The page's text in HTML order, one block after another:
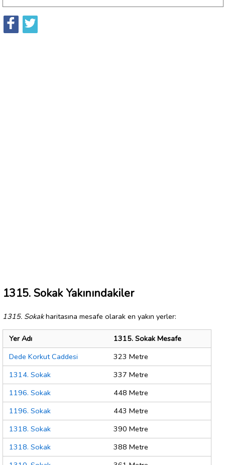
1315. Sokak Yakınındakiler
1315. Sokakharitasına mesafe olarak en yakın yerler:
Yer Adı
1315. Sokak Mesafe
Dede Korkut Caddesi
323 Metre
1314. Sokak
337 Metre
1196. Sokak
448 Metre
1196. Sokak
443 Metre
1318. Sokak
390 Metre
1318. Sokak
388 Metre